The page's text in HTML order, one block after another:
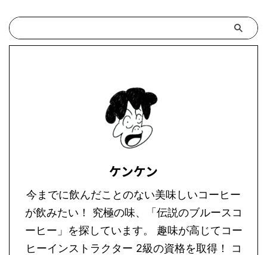
ケンケン
今までに飲んだことのない美味しいコーヒー
が飲みたい！ 究極の味、「伝説のブルースコ
ーヒー」を探しています。 趣味が高じてコー
ヒーインストラクター 2級の資格を取得！ コ